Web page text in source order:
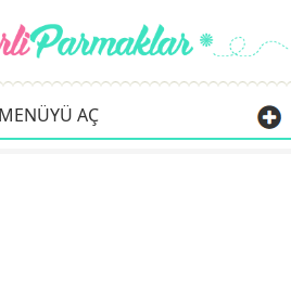
MENÜYÜ AÇ